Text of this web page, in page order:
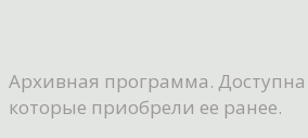
Архивная программа.
которые приобрели ее ранее.